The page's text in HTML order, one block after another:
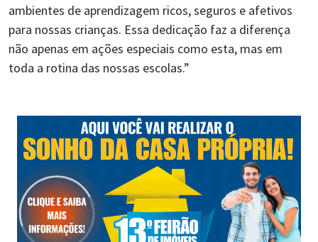
ambientes de aprendizagem ricos, seguros e afetivos
para nossas crianças. Essa dedicação faz a diferença
não apenas em ações especiais como esta, mas em
toda a rotina das nossas escolas.”